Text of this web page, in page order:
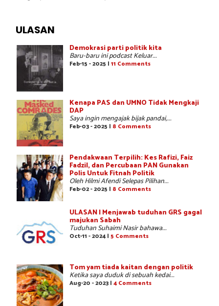
ULASAN
Demokrasi parti politik kita
Baru-baru ini podcast Keluar...
Feb-15 - 2025 | 11 Comments
Kenapa PAS dan UMNO Tidak Mengkaji
DAP
Saya ingin mengajak bijak pandai,...
Feb-03 - 2025 | 8 Comments
Pendakwaan Terpilih: Kes Rafizi, Faiz
Fadzil, dan Percubaan PAN Gunakan
Polis Untuk Fitnah Politik
Oleh Hilmi Afendi Selepas Pilihan...
Feb-02 - 2025 | 8 Comments
ULASAN | Menjawab tuduhan GRS gagal
majukan Sabah
Tuduhan Suhaimi Nasir bahawa...
Oct-11 - 2024 | 5 Comments
Tom yam tiada kaitan dengan politik
Ketika saya duduk di sebuah kedai...
Aug-20 - 2023 | 4 Comments